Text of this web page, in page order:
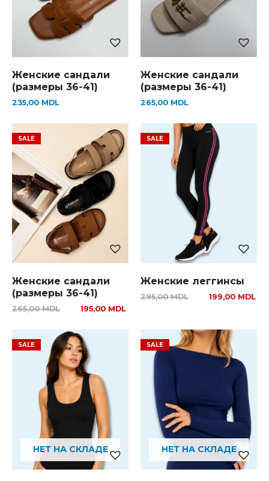
Женские сандали
(размеры 36-41)
235,00 MDL
Женские сандали
(размеры 36-41)
265,00 MDL
Женские сандали
(размеры 36-41)
265,00MDL 195,00 MDL
Женские леггинсы
295,00MDL 199,00 MDL
НЕТ НА СКЛАДЕ НЕТ НА СКЛАДЕ